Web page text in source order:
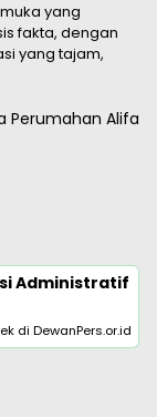
yang
fakta, dengan
yang tajam,
Perumahan Alifa
Administratif
di DewanPers.or.id